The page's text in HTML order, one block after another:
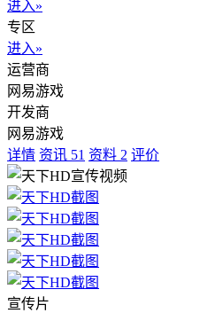
进入»
专区
进入»
运营商
网易游戏
开发商
网易游戏
详情 资讯 51 资料 2 评价
宣传片